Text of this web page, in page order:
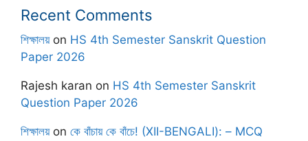
Recent Comments
শিক্ষালয়on HS 4th Semester Sanskrit Question
Paper 2026
Rajesh karan on HS 4th Semester Sanskrit
Question Paper 2026
শিক্ষালয়on কে বাঁচায় কে বাঁচে! (XII-BENGALI): – MCQ